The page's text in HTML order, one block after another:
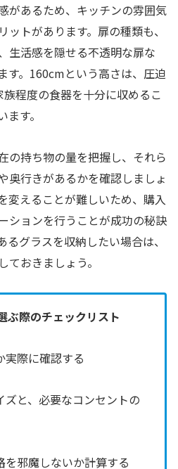
があるため、キッチンの雰囲気
トがあります。扉の種類も、
生活感を隠せる不透明な扉な
す。160cmという高さは、圧迫
程度の食器を十分に収めるこ
す。
の持ち物の量を把握し、それら
奥行きがあるかを確認しましょ
変えることが難しいため、購入
ションを行うことが成功の秘訣
グラスを収納したい場合は、
おきましょう。
ぶ際のチェックリスト
実際に確認する
ズと、必要なコンセントの
を邪魔しないか計算する